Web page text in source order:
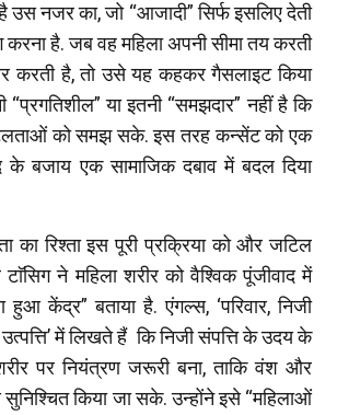
नजर का, जो “आजादी” सिर्फ इसलिए देती
करना है. जब वह महिला अपनी सीमा तय करती
करती है, तो उसे यह कहकर गैसलाइट किया
“प्रगतिशील” या इतनी “समझदार” नहीं है कि
को समझ सके. इस तरह कन्सेंट को एक
के बजाय एक सामाजिक दबाव में बदल दिया
का रिश्ता इस पूरी प्रक्रिया को और जटिल
ने महिला शरीर को वैश्विक पूंजीवाद में
हुआ केंद्र” बताया है. एंगल्स, ‘परिवार, निजी
में लिखते हैं कि निजी संपत्ति के उदय के
पर नियंत्रण जरूरी बना, ताकि वंश और
सुनिश्चित किया जा सके. उन्होंने इसे “महिलाओं